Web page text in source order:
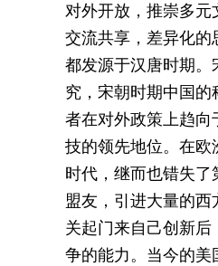
对外开放，推崇多
交流共享，差异化
都发源于汉唐时期
究，宋朝时期中国
者在对外政策上趋
技的领先地位。在
时代，继而也错失
盟友，引进大量的
关起门来自己创新
争的能力。当今的